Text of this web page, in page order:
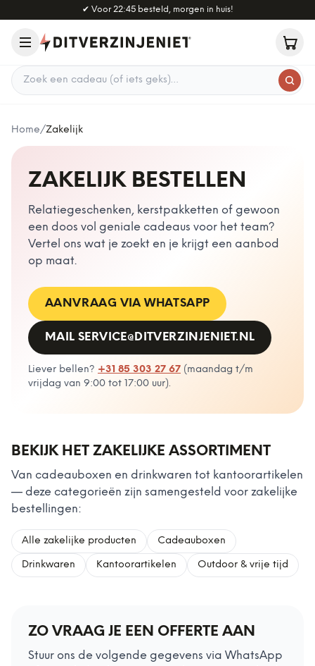
Naar hoofdinhoud
✔ Voor 22:45 besteld, morgen in huis!
Zoek een cadeau
Home/Zakelijk
ZAKELIJK BESTELLEN
Relatiegeschenken, kerstpakketten of gewoon
een doos vol geniale cadeaus voor het team?
Vertel ons wat je zoekt en je krijgt een aanbod
op maat.
AANVRAAG VIA WHATSAPP
MAIL SERVICE@DITVERZINJENIET.NL
Liever bellen? +31 85 303 27 67 ( maandag t/m
vrijdag van 9:00 tot 17:00 uur).
BEKIJK HET ZAKELIJKE ASSORTIMENT
Van cadeauboxen en drinkwaren tot kantoorartikelen
— deze categorieën zijn samengesteld voor zakelijke
bestellingen:
Alle zakelijke producten Cadeauboxen
Drinkwaren Kantoorartikelen Outdoor & vrije tijd
ZO VRAAG JE EEN OFFERTE AAN
Stuur ons de volgende gegevens via WhatsApp